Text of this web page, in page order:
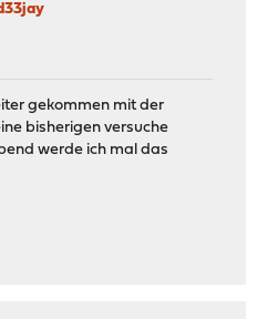
gekommen mit der
bisherigen versuche
werde ich mal das